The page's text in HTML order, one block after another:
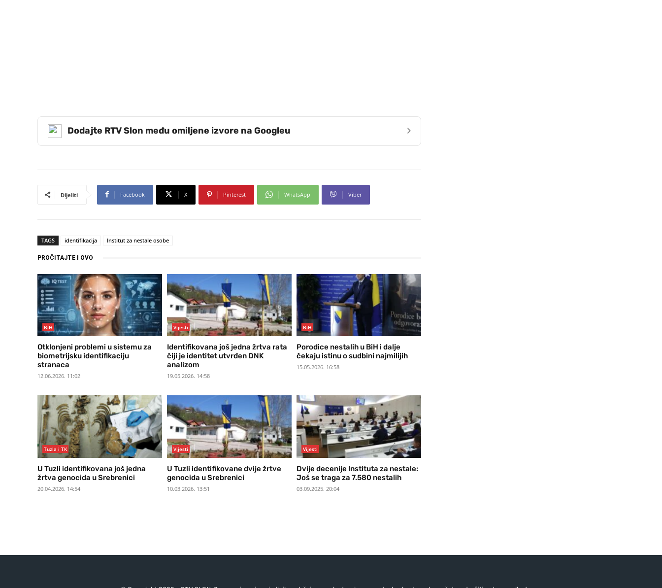
Dodajte RTV Slon među omiljene izvore na Googleu ›
Dijeliti Facebook X Pinterest WhatsApp Viber
TAGS identifikacija Institut za nestale osobe
PROČITAJTE I OVO
BiH
Otklonjeni problemi u sistemu za
biometrijsku identifikaciju
stranaca
12.06.2026. 11:02
Vijesti
Identifikovana još jedna žrtva rata
čiji je identitet utvrđen DNK
analizom
19.05.2026. 14:58
BiH
Porodice nestalih u BiH i dalje
čekaju istinu o sudbini najmilijih
15.05.2026. 16:58
Tuzla i TK
U Tuzli identifikovana još jedna
žrtva genocida u Srebrenici
20.04.2026. 14:54
Vijesti
U Tuzli identifikovane dvije žrtve
genocida u Srebrenici
10.03.2026. 13:51
Vijesti
Dvije decenije Instituta za nestale:
Još se traga za 7.580 nestalih
03.09.2025. 20:04